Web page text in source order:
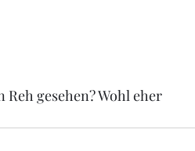
gesehen? Wohl eher